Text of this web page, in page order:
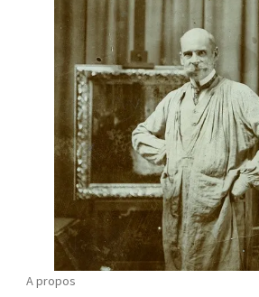
A propos